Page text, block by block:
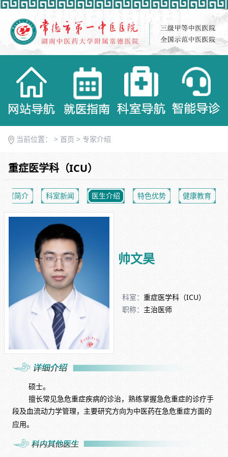
当前位置： > 首页 > 专家介绍
重症医学科（ICU）
科室简介 科室新闻 医生介绍 特色优势 健康教育
帅文昊
科室： 重症医学科（ICU）
职称： 主治医师
硕士。
擅长常见急危重症疾病的诊治，熟练掌握急危重症的诊疗手
段及血流动力学管理，主要研究方向为中医药在急危重症方面的
应用。